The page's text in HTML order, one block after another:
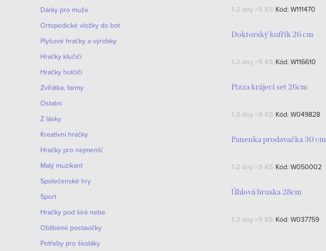
Dárky pro muže
Оrtopedické vložky do bot
Plyšové hračky a výrobky
Hračky klučičí
Hračky holčičí
Zvířátka, farmy
Ostatní
Z lásky
Kreativní hračky
Hračky pro nejmenší
Malý muzikant
Společenské hry
Sport
Hračky pod širé nebe
Oblíbené postavičky
Potřeby pro školáky
1-2 dny >5 KS Kód: W111470
Doktorský kufřík 26 cm
1-2 dny >5 KS Kód: W116610
Pizza krájecí set 26cm
1-2 dny >5 KS Kód: W049828
Panenka prodavačka 30 cm
1-2 dny >5 KS Kód: W050002
Úhlová bruska 28cm
1-2 dny >5 KS Kód: W037759